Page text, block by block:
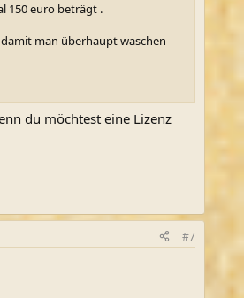
150 euro beträgt .
man überhaupt waschen
du möchtest eine Lizenz
#7